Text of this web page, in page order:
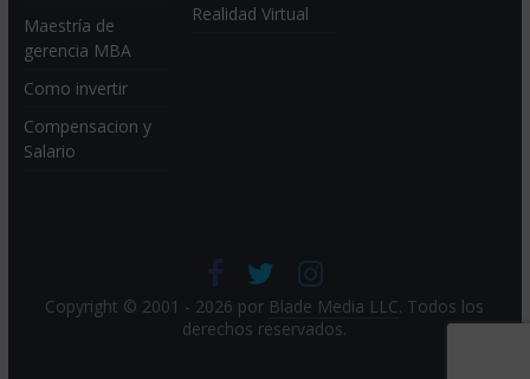
Maestría de
gerencia MBA
Como invertir
Compensacion y
Salario
Realidad Virtual
Copyright © 2001 - 2026 por Blade Media LLC. Todos los
derechos reservados.